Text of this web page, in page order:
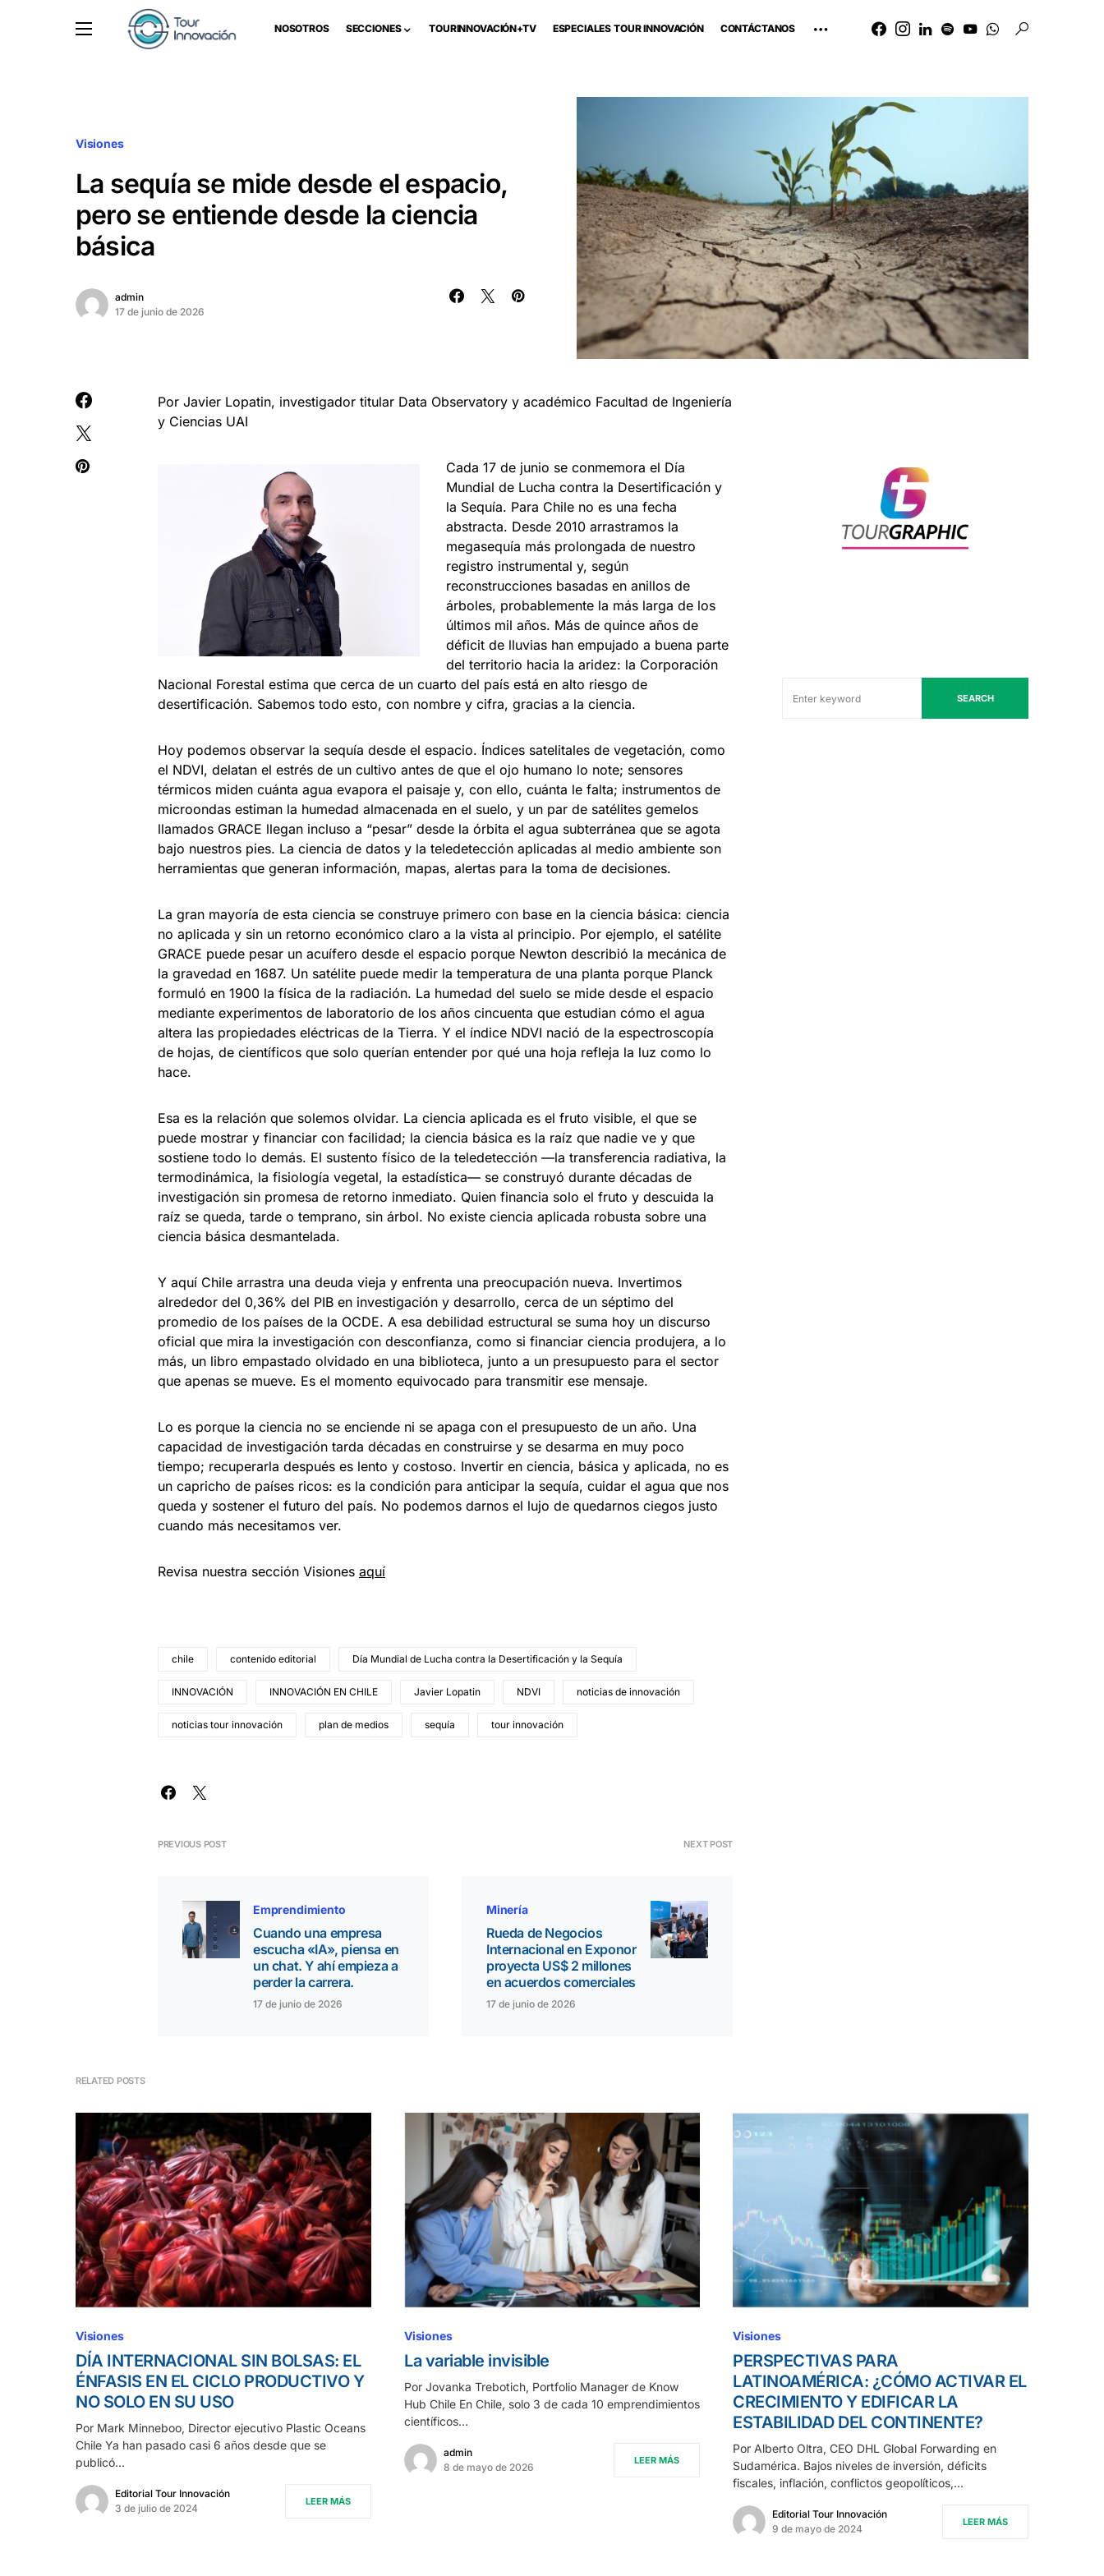
NOSOTROS SECCIONES TOURINNOVACIÓN+TV ESPECIALES TOUR INNOVACIÓN CONTÁCTANOS
Visiones
La sequía se mide desde el espacio,
pero se entiende desde la ciencia
básica
admin
17 de junio de 2026
Por Javier Lopatin, investigador titular Data Observatory y académico Facultad de Ingeniería
y Ciencias UAI
Cada 17 de junio se conmemora el Día
Mundial de Lucha contra la Desertificación y
la Sequía. Para Chile no es una fecha
abstracta. Desde 2010 arrastramos la
megasequía más prolongada de nuestro
registro instrumental y, según
reconstrucciones basadas en anillos de
árboles, probablemente la más larga de los
últimos mil años. Más de quince años de
déficit de lluvias han empujado a buena parte
del territorio hacia la aridez: la Corporación
Nacional Forestal estima que cerca de un cuarto del país está en alto riesgo de
desertificación. Sabemos todo esto, con nombre y cifra, gracias a la ciencia.
Hoy podemos observar la sequía desde el espacio. Índices satelitales de vegetación, como
el NDVI, delatan el estrés de un cultivo antes de que el ojo humano lo note; sensores
térmicos miden cuánta agua evapora el paisaje y, con ello, cuánta le falta; instrumentos de
microondas estiman la humedad almacenada en el suelo, y un par de satélites gemelos
llamados GRACE llegan incluso a “pesar” desde la órbita el agua subterránea que se agota
bajo nuestros pies. La ciencia de datos y la teledetección aplicadas al medio ambiente son
herramientas que generan información, mapas, alertas para la toma de decisiones.
La gran mayoría de esta ciencia se construye primero con base en la ciencia básica: ciencia
no aplicada y sin un retorno económico claro a la vista al principio. Por ejemplo, el satélite
GRACE puede pesar un acuífero desde el espacio porque Newton describió la mecánica de
la gravedad en 1687. Un satélite puede medir la temperatura de una planta porque Planck
formuló en 1900 la física de la radiación. La humedad del suelo se mide desde el espacio
mediante experimentos de laboratorio de los años cincuenta que estudian cómo el agua
altera las propiedades eléctricas de la Tierra. Y el índice NDVI nació de la espectroscopía
de hojas, de científicos que solo querían entender por qué una hoja refleja la luz como lo
hace.
Esa es la relación que solemos olvidar. La ciencia aplicada es el fruto visible, el que se
puede mostrar y financiar con facilidad; la ciencia básica es la raíz que nadie ve y que
sostiene todo lo demás. El sustento físico de la teledetección —la transferencia radiativa, la
termodinámica, la fisiología vegetal, la estadística— se construyó durante décadas de
investigación sin promesa de retorno inmediato. Quien financia solo el fruto y descuida la
raíz se queda, tarde o temprano, sin árbol. No existe ciencia aplicada robusta sobre una
ciencia básica desmantelada.
Y aquí Chile arrastra una deuda vieja y enfrenta una preocupación nueva. Invertimos
alrededor del 0,36% del PIB en investigación y desarrollo, cerca de un séptimo del
promedio de los países de la OCDE. A esa debilidad estructural se suma hoy un discurso
oficial que mira la investigación con desconfianza, como si financiar ciencia produjera, a lo
más, un libro empastado olvidado en una biblioteca, junto a un presupuesto para el sector
que apenas se mueve. Es el momento equivocado para transmitir ese mensaje.
Lo es porque la ciencia no se enciende ni se apaga con el presupuesto de un año. Una
capacidad de investigación tarda décadas en construirse y se desarma en muy poco
tiempo; recuperarla después es lento y costoso. Invertir en ciencia, básica y aplicada, no es
un capricho de países ricos: es la condición para anticipar la sequía, cuidar el agua que nos
queda y sostener el futuro del país. No podemos darnos el lujo de quedarnos ciegos justo
cuando más necesitamos ver.
Revisa nuestra sección Visiones aquí
chile contenido editorial Día Mundial de Lucha contra la Desertificación y la Sequía
INNOVACIÓN INNOVACIÓN EN CHILE Javier Lopatin NDVI noticias de innovación
noticias tour innovación plan de medios sequía tour innovación
PREVIOUS POST
Emprendimiento
Cuando una empresa
escucha «IA», piensa en
un chat. Y ahí empieza a
perder la carrera.
17 de junio de 2026
NEXT POST
Minería
Rueda de Negocios
Internacional en Exponor
proyecta US$ 2 millones
en acuerdos comerciales
17 de junio de 2026
SEARCH
RELATED POSTS
Visiones
DÍA INTERNACIONAL SIN BOLSAS: EL
ÉNFASIS EN EL CICLO PRODUCTIVO Y
NO SOLO EN SU USO
Por Mark Minneboo, Director ejecutivo Plastic Oceans
Chile Ya han pasado casi 6 años desde que se
publicó…
Editorial Tour Innovación
3 de julio de 2024
LEER MÁS
Visiones
La variable invisible
Por Jovanka Trebotich, Portfolio Manager de Know
Hub Chile En Chile, solo 3 de cada 10 emprendimientos
científicos…
admin
8 de mayo de 2026
LEER MÁS
Visiones
PERSPECTIVAS PARA
LATINOAMÉRICA: ¿CÓMO ACTIVAR EL
CRECIMIENTO Y EDIFICAR LA
ESTABILIDAD DEL CONTINENTE?
Por Alberto Oltra, CEO DHL Global Forwarding en
Sudamérica. Bajos niveles de inversión, déficits
fiscales, inflación, conflictos geopolíticos,…
Editorial Tour Innovación
9 de mayo de 2024
LEER MÁS